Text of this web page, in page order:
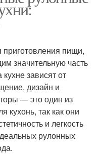
приготовления пищи,
значительную часть
зависят от
дизайн и
— это один из
кухонь, так как они
и легкость
рулонных